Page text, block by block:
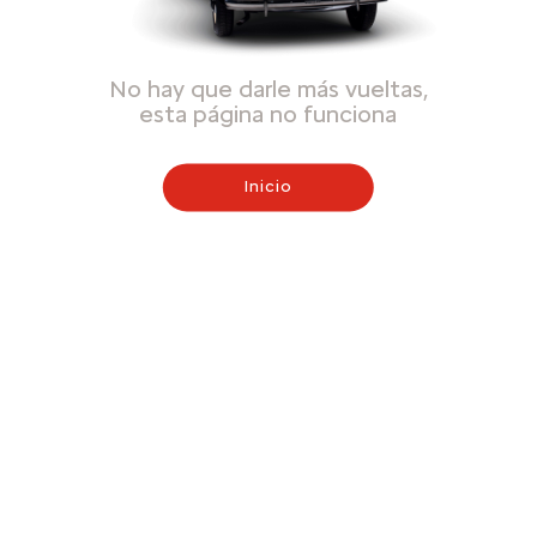
No hay que darle más vueltas,
esta página no funciona
Inicio